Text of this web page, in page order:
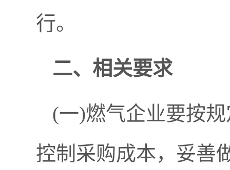
行。
二、相关要求
(一)燃气企业要按
控制采购成本，妥善